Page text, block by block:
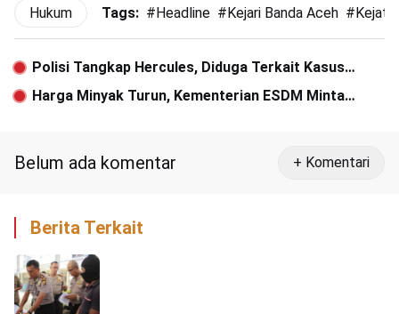
Hukum Tags: #Headline #Kejari Banda Aceh #Kejati
Polisi Tangkap Hercules, Diduga Terkait Kasus
Penguasaan Lahan
Harga Minyak Turun, Kementerian ESDM Minta
Belum ada komentar + Komentari
Berita Terkait